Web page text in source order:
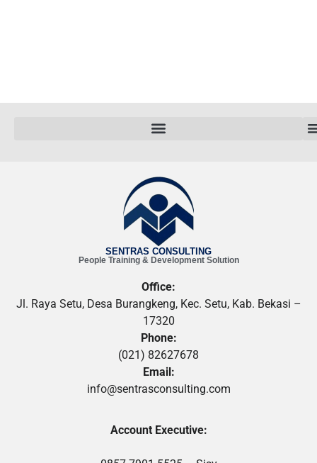
SENTRAS CONSULTING
People Training & Development Solution
Office:
Jl. Raya Setu, Desa Burangkeng, Kec. Setu, Kab. Bekasi –
17320
Phone:
(021) 82627678
Email:
info@sentrasconsulting.com
Account Executive: